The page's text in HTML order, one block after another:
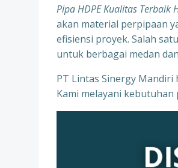
Pipa HDPE Kualitas
akan material perpipaan
efisiensi proyek. Salah
untuk berbagai medan
PT Lintas Sinergy
Kami melayani